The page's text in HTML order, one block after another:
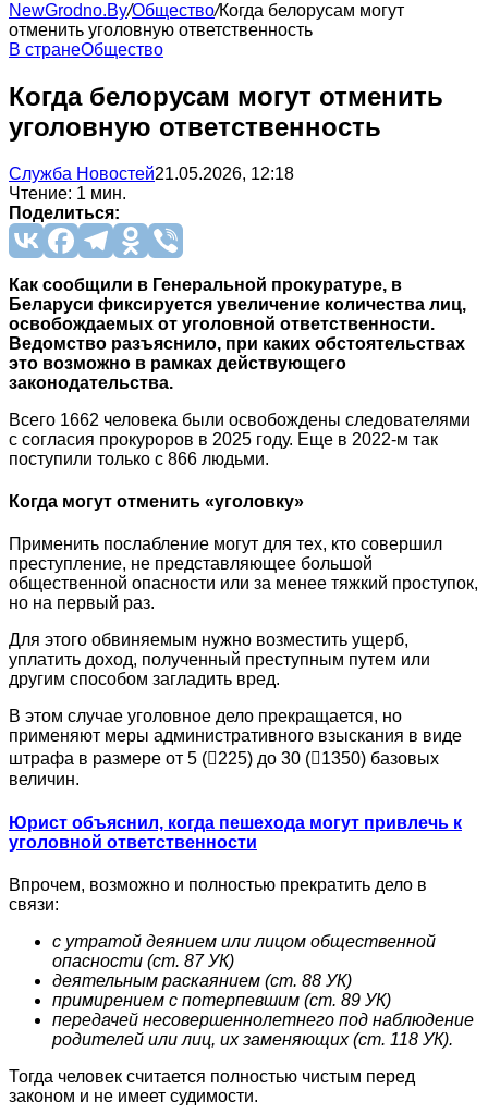
NewGrodno.By/Общество/Когда белорусам могут
отменить уголовную ответственность
В странеОбщество
Когда белорусам могут отменить
уголовную ответственность
Служба Новостей21.05.2026, 12:18
Чтение: 1 мин.
Поделиться:
Как сообщили в Генеральной прокуратуре, в
Беларуси фиксируется увеличение количества лиц,
освобождаемых от уголовной ответственности.
Ведомство разъяснило, при каких обстоятельствах
это возможно в рамках действующего
законодательства.
Всего 1662 человека были освобождены следователями
с согласия прокуроров в 2025 году. Еще в 2022-м так
поступили только с 866 людьми.
Когда могут отменить «уголовку»
Применить послабление могут для тех, кто совершил
преступление, не представляющее большой
общественной опасности или за менее тяжкий проступок,
но на первый раз.
Для этого обвиняемым нужно возместить ущерб,
уплатить доход, полученный преступным путем или
другим способом загладить вред.
В этом случае уголовное дело прекращается, но
применяют меры административного взыскания в виде
штрафа в размере от 5 (225) до 30 (1350) базовых
величин.
Юрист объяснил, когда пешехода могут привлечь к
уголовной ответственности
Впрочем, возможно и полностью прекратить дело в
связи:
с утратой деянием или лицом общественной
опасности (ст. 87 УК)
деятельным раскаянием (ст. 88 УК)
примирением с потерпевшим (ст. 89 УК)
передачей несовершеннолетнего под наблюдение
родителей или лиц, их заменяющих (ст. 118 УК).
Тогда человек считается полностью чистым перед
законом и не имеет судимости.